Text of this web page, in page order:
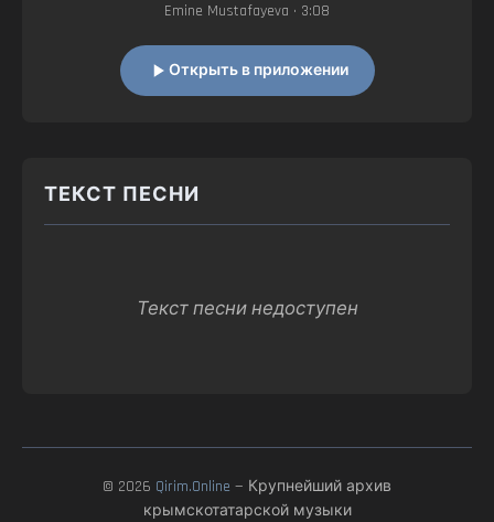
Emine Mustafayeva • 3:08
Открыть в приложении
ТЕКСТ ПЕСНИ
Текст песни недоступен
© 2026 Qirim.Online — Крупнейший архив
крымскотатарской музыки